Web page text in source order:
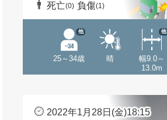
死亡(0) 負傷(1)
25～34歳
他
晴
幅9.0～
13.0m
他
2022年1月28日(金)18:15